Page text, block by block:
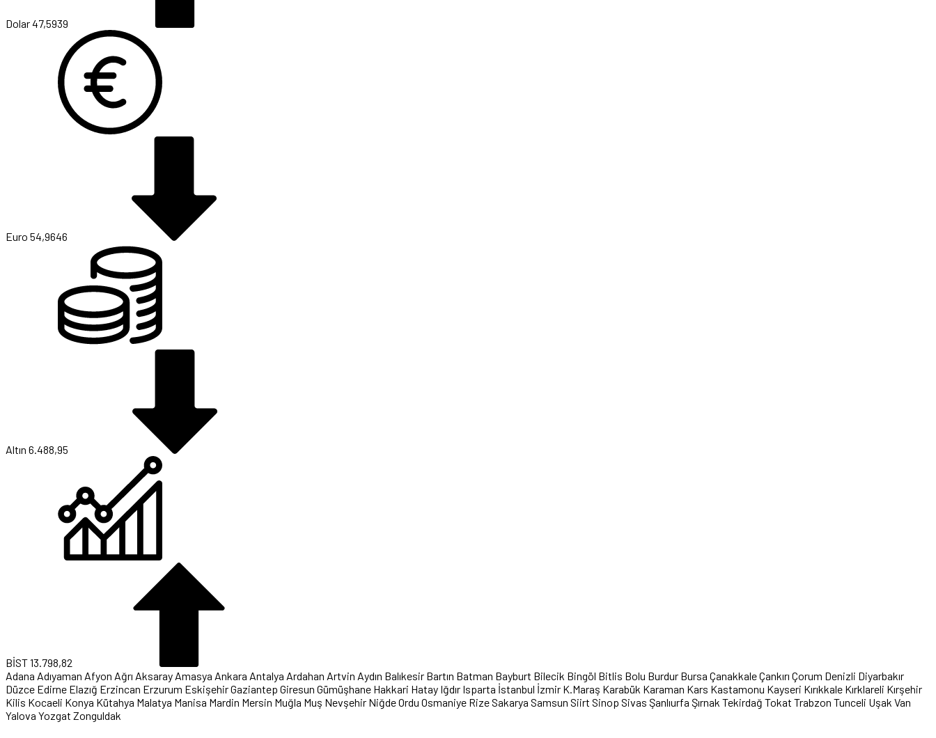
Dolar47,5939
Euro 54,9646
Altın 6.488,95
BİST13.798,82
Adana Adıyaman Afyon Ağrı Aksaray Amasya Ankara Antalya Ardahan Artvin Aydın Balıkesir Bartın Batman Bayburt Bilecik Bingöl Bitlis Bolu Burdur Bursa ÇanakkaleÇankırı Çorum Denizli Diyarbakır
Düzce Edirne Elazığ Erzincan Erzurum EskişehirGaziantep Giresun Gümüşhane Hakkari Hatay Iğdır Isparta İstanbul İzmir K.Maraş Karabük Karaman Kars Kastamonu Kayseri Kırıkkale Kırklareli Kırşehir
Kilis Kocaeli Konya Kütahya Malatya Manisa Mardin Mersin Muğla Muş Nevşehir NiğdeOrdu Osmaniye RizeSakarya Samsun Siirt Sinop Sivas Şanlıurfa Şırnak Tekirdağ Tokat Trabzon Tunceli Uşak Van
Yalova Yozgat Zonguldak